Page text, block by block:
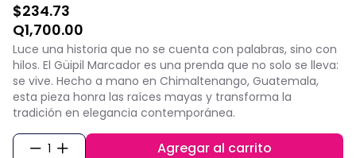
$234.73
Q1,700.00
Luce una historia que no se cuenta con palabras, sino con
hilos. El Güipil Marcador es una prenda que no solo se lleva:
se vive. Hecho a mano en Chimaltenango, Guatemala,
esta pieza honra las raíces mayas y transforma la
tradición en elegancia contemporánea.
1 Agregar al carrito